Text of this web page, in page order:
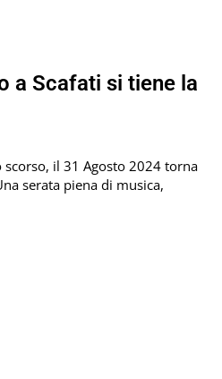
a Scafati si tiene la
scorso, il 31 Agosto 2024 torna
serata piena di musica,